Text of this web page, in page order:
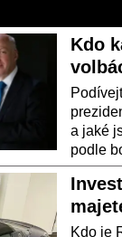
Kdo
a jaké
podle
Kdo je